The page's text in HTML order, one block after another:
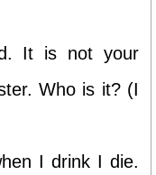
It is not your
Who is it? (I
I drink I die.